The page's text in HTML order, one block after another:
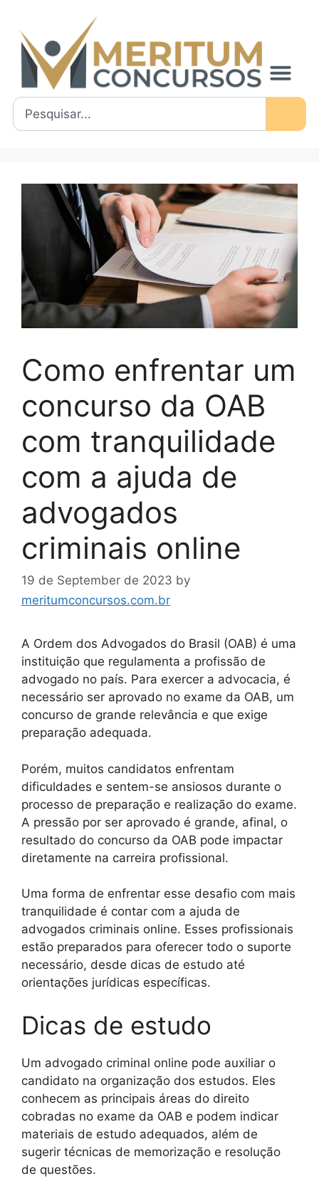
Como enfrentar um
concurso da OAB
com tranquilidade
com a ajuda de
advogados
criminais online
19 de September de 2023 by
meritumconcursos.com.br
A Ordem dos Advogados do Brasil (OAB) é uma
instituição que regulamenta a profissão de
advogado no país. Para exercer a advocacia, é
necessário ser aprovado no exame da OAB, um
concurso de grande relevância e que exige
preparação adequada.
Porém, muitos candidatos enfrentam
dificuldades e sentem-se ansiosos durante o
processo de preparação e realização do exame.
A pressão por ser aprovado é grande, afinal, o
resultado do concurso da OAB pode impactar
diretamente na carreira profissional.
Uma forma de enfrentar esse desafio com mais
tranquilidade é contar com a ajuda de
advogados criminais online. Esses profissionais
estão preparados para oferecer todo o suporte
necessário, desde dicas de estudo até
orientações jurídicas específicas.
Dicas de estudo
Um advogado criminal online pode auxiliar o
candidato na organização dos estudos. Eles
conhecem as principais áreas do direito
cobradas no exame da OAB e podem indicar
materiais de estudo adequados, além de
sugerir técnicas de memorização e resolução
de questões.